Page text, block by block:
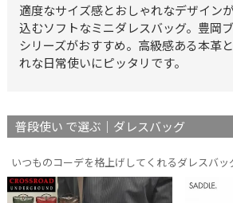
適度なサイズ感とおしゃれなデザイン
込むソフトなミニダレスバッグ。豊岡
シリーズがおすすめ。高級感ある本革
れな日常使いにピッタリです。
普段使い で選ぶ｜ダレスバッグ
いつものコーデを格上げしてくれるダレスバッ